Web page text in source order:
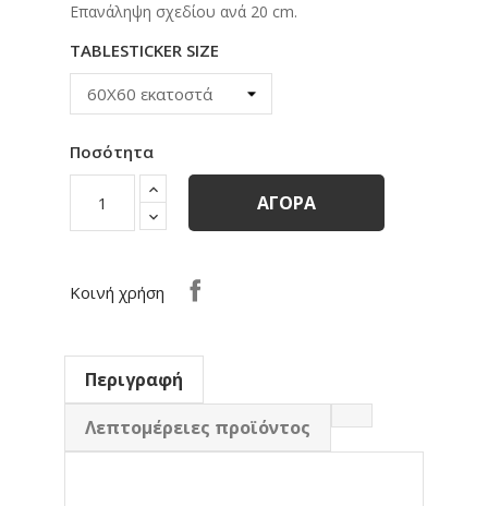
Eπανάληψη σχεδίου ανά 20 cm.
TABLESTICKER SIZE
Ποσότητα
ΑΓΟΡΆ
Κοινή χρήση
Περιγραφή
Λεπτομέρειες προϊόντος